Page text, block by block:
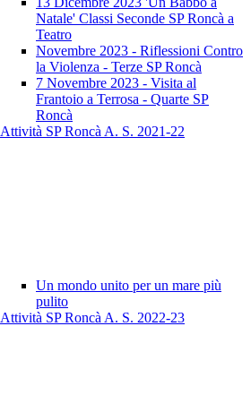
Natale' Classi Seconde SP Roncà a
Teatro
Novembre 2023 - Riflessioni Contro
la Violenza - Terze SP Roncà
7 Novembre 2023 - Visita al
Frantoio a Terrosa - Quarte SP
Roncà
Attività SP Roncà A. S. 2021-22
Un mondo unito per un mare più
pulito
Attività SP Roncà A. S. 2022-23